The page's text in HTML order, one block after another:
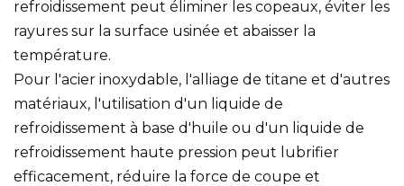
refroidissement peut éliminer les copeaux, éviter les
rayures sur la surface usinée et abaisser la
température.
Pour l'acier inoxydable, l'alliage de titane et d'autres
matériaux, l'utilisation d'un liquide de
refroidissement à base d'huile ou d'un liquide de
refroidissement haute pression peut lubrifier
efficacement, réduire la force de coupe et